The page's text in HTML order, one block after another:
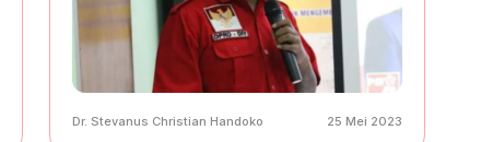
Dr. Stevanus Christian Handoko 25 Mei 2023